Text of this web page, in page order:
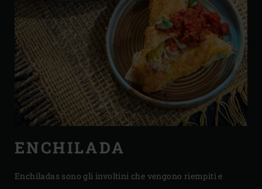
ENCHILADA
Enchiladas sono gli involtini che vengono riempiti e